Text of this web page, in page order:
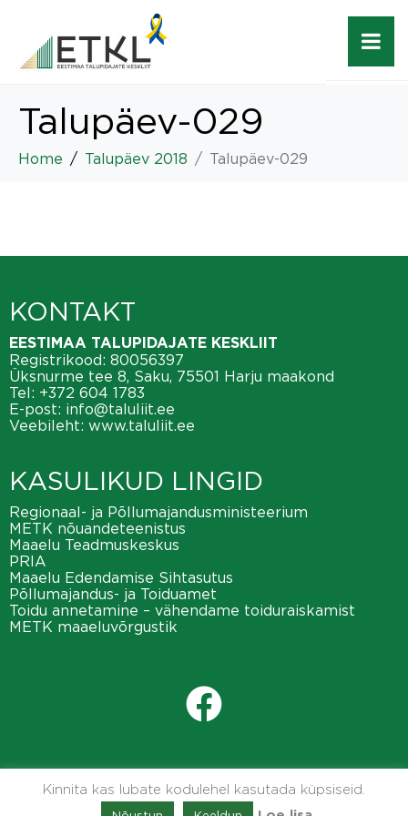
Talupäev-029
Home Talupäev 2018 Talupäev-029
KONTAKT
EESTIMAA TALUPIDAJATE KESKLIIT
Registrikood: 80056397
Üksnurme tee 8, Saku, 75501 Harju maakond
Tel: +372 604 1783
E-post: info@taluliit.ee
Veebileht: www.taluliit.ee
KASULIKUD LINGID
Regionaal- ja Põllumajandusministeerium
METK nõuandeteenistus
Maaelu Teadmuskeskus
PRIA
Maaelu Edendamise Sihtasutus
Põllumajandus- ja Toiduamet
Toidu annetamine – vähendame toiduraiskamist
METK maaeluvõrgustik
Kinnita kas lubate kodulehel kasutada küpsiseid.